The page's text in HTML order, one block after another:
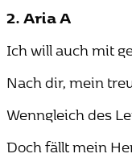
2. Aria A
Ich will auch mit
Nach dir, mein
Wenngleich des
Doch fällt mein